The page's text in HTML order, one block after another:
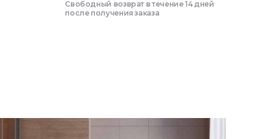
Свободный возврат в течение 14 дней
после получения заказа